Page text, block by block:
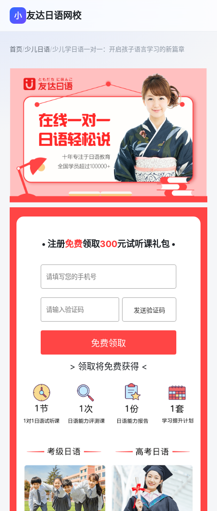
小 友达日语网校
首页/少儿日语/少儿学日语一对一：开启孩子语言学习的新篇章
• 注册免费领取300元试听课礼包 •
发送验证码
免费领取
> 领取将免费获得 <